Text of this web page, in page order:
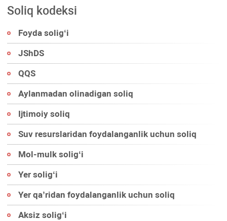
Soliq kodeksi
Foyda soligʻi
JShDS
QQS
Aylanmadan olinadigan soliq
Ijtimoiy soliq
Suv resurslaridan foydalanganlik uchun soliq
Mol-mulk soligʻi
Yer soligʻi
Yer qa’ridan foydalanganlik uchun soliq
Aksiz soligʻi